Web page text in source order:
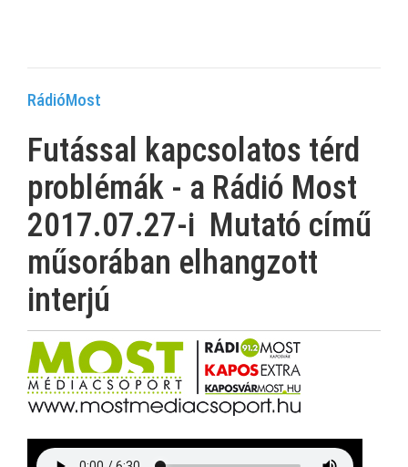
RádióMost
Futással kapcsolatos térd
problémák - a Rádió Most
2017.07.27-i Mutató című
műsorában elhangzott
interjú